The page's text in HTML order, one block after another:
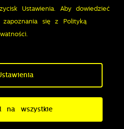
sobie prawo do
mieszkańca gminy, który
HARMONOGRAM WYWOZU
Ustawienia. Aby dowiedzieć
się z Polityką
na wszystkie
wybrane
na wszystkie